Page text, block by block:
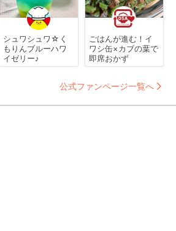
シュワシュワ☆く
もりんブルーハワ
イゼリー♪
ごはんが進む！イ
ワシ缶×カブの葉で
即席おかず
公式ファンページ一覧へ